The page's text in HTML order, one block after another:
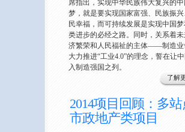
席指出，实现中华民族伟大复兴的中
梦，就是要实现国家富强、民族振兴
民幸福，而可持续发展是实现中国梦
类进步的必经之路。同时，关系着
济繁荣和人民福祉的主体——制造业
大力推进“工业4.0”的理念，誓在让
入制造强国之列。
了解
2014项目回顾：多站
市政地产类项目